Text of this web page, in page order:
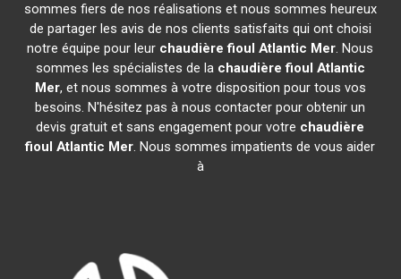
sommes fiers de nos réalisations et nous sommes heureux
de partager les avis de nos clients satisfaits qui ont choisi
notre équipe pour leur chaudière fioul Atlantic Mer. Nous
sommes les spécialistes de la chaudière fioul Atlantic
Mer, et nous sommes à votre disposition pour tous vos
besoins. N'hésitez pas à nous contacter pour obtenir un
devis gratuit et sans engagement pour votre chaudière
fioul Atlantic Mer. Nous sommes impatients de vous aider
à